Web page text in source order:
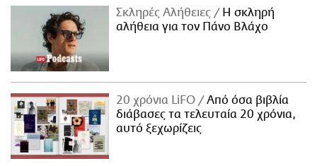
Σκληρές Αλήθειες
H σκληρή
αλήθεια για τον Πάνο Βλάχο
20 χρόνια LiFO
Από όσα βιβλία
διάβασες τα τελευταία 20 χρόνια,
αυτό ξεχωρίζεις